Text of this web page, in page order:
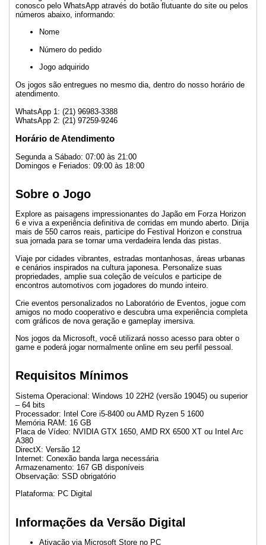
conosco pelo WhatsApp através do botão flutuante do site ou pelos
números abaixo, informando:
Nome
Número do pedido
Jogo adquirido
Os jogos são entregues no mesmo dia, dentro do nosso horário de
atendimento.
WhatsApp 1: (21) 96983-3388
WhatsApp 2: (21) 97259-9246
Horário de Atendimento
Segunda a Sábado: 07:00 às 21:00
Domingos e Feriados: 09:00 às 18:00
Sobre o Jogo
Explore as paisagens impressionantes do Japão em Forza Horizon
6 e viva a experiência definitiva de corridas em mundo aberto. Dirija
mais de 550 carros reais, participe do Festival Horizon e construa
sua jornada para se tornar uma verdadeira lenda das pistas.
Viaje por cidades vibrantes, estradas montanhosas, áreas urbanas
e cenários inspirados na cultura japonesa. Personalize suas
propriedades, amplie sua coleção de veículos e participe de
encontros automotivos com jogadores do mundo inteiro.
Crie eventos personalizados no Laboratório de Eventos, jogue com
amigos no modo cooperativo e descubra uma experiência completa
com gráficos de nova geração e gameplay imersiva.
Nos jogos da Microsoft, você utilizará nosso acesso para obter o
game e poderá jogar normalmente online em seu perfil pessoal.
Requisitos Mínimos
Sistema Operacional: Windows 10 22H2 (versão 19045) ou superior
– 64 bits
Processador: Intel Core i5-8400 ou AMD Ryzen 5 1600
Memória RAM: 16 GB
Placa de Vídeo: NVIDIA GTX 1650, AMD RX 6500 XT ou Intel Arc
A380
DirectX: Versão 12
Internet: Conexão banda larga necessária
Armazenamento: 167 GB disponíveis
Observação: SSD obrigatório
Plataforma: PC Digital
Informações da Versão Digital
Ativação via Microsoft Store no PC